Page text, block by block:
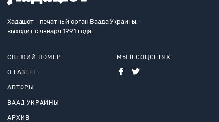
Хадашот - печатный орган Ваада Украины,
выходит с января 1991 года.
СВЕЖИЙ НОМЕР
О ГАЗЕТЕ
АВТОРЫ
ВААД УКРАИНЫ
АРХИВ
МЫ В СОЦСЕТЯХ